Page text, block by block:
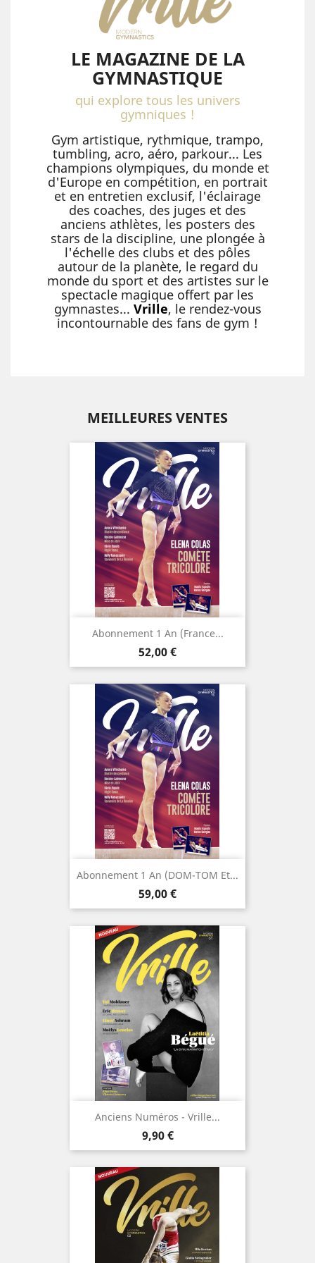
LE MAGAZINE DE LA
GYMNASTIQUE
qui explore tous les univers
gymniques !
Gym artistique, rythmique, trampo,
tumbling, acro, aéro, parkour... Les
champions olympiques, du monde et
d'Europe en compétition, en portrait
et en entretien exclusif, l'éclairage
des coaches, des juges et des
anciens athlètes, les posters des
stars de la discipline, une plongée à
l'échelle des clubs et des pôles
autour de la planète, le regard du
monde du sport et des artistes sur le
spectacle magique offert par les
gymnastes... Vrille, le rendez-vous
incontournable des fans de gym !
MEILLEURES VENTES
Abonnement 1 An (France...
Prix
52,00 €
Abonnement 1 An (DOM-TOM Et...
Prix
59,00 €
Anciens Numéros - Vrille...
Prix
9,90 €